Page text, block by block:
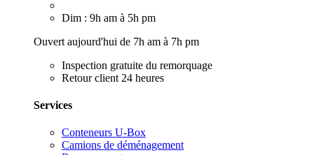
Dim : 9h am à 5h pm
Ouvert aujourd'hui de 7h am à 7h pm
Inspection gratuite du remorquage
Retour client 24 heures
Services
Conteneurs U-Box
Camions de déménagement